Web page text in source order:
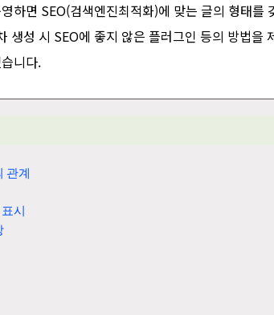
하면 SEO(검색엔진최적화)에 맞는 글의 형태를
생성 시 SEO에 좋지 않은 플러그인 등의 방법을
니다.
관계
시